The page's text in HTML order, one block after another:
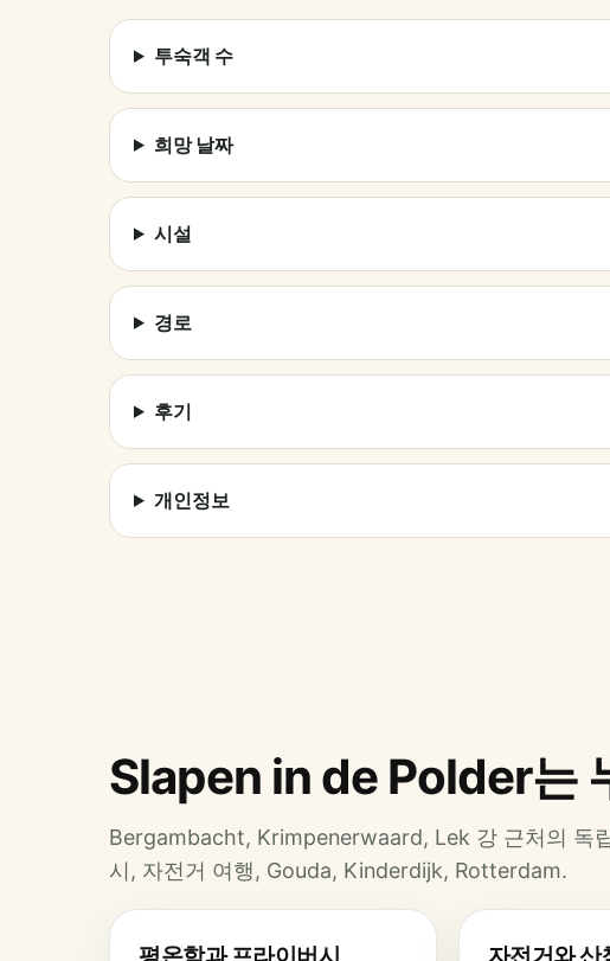
투숙객 수
희망 날짜
시설
경로
후기
개인정보
Slapen in de Polder는
Bergambacht, Krimpenerwaard, Lek 강 근처의 독
시, 자전거 여행, Gouda, Kinderdijk, Rotterdam.
평온함과 프라이버시 자전거와 산